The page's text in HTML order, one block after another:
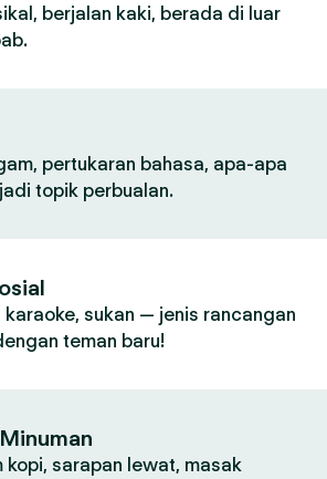
berjalan kaki, berada di luar
pertukaran bahasa, apa-apa
topik perbualan.
karaoke, sukan — jenis rancangan
teman baru!
kopi, sarapan lewat, masak